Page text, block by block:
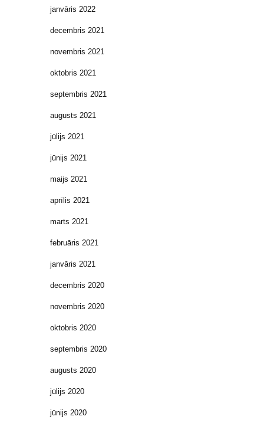
janvāris 2022
decembris 2021
novembris 2021
oktobris 2021
septembris 2021
augusts 2021
jūlijs 2021
jūnijs 2021
maijs 2021
aprīlis 2021
marts 2021
februāris 2021
janvāris 2021
decembris 2020
novembris 2020
oktobris 2020
septembris 2020
augusts 2020
jūlijs 2020
jūnijs 2020